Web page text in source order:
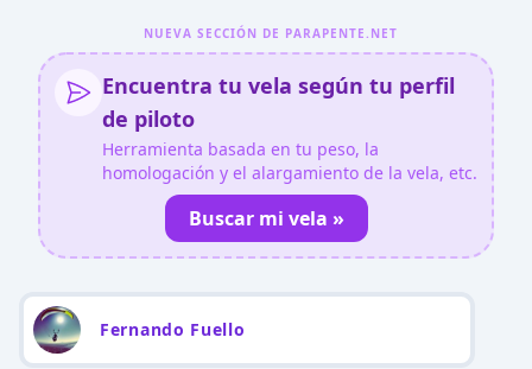
NUEVA SECCIÓN DE PARAPENTE.NET
Encuentra tu vela según tu perfil
de piloto
Herramienta basada en tu peso, la
homologación y el alargamiento de la vela, etc.
Buscar mi vela »
Fernando Fuello